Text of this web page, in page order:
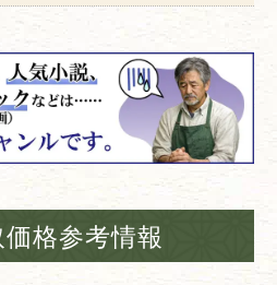
格参考情報